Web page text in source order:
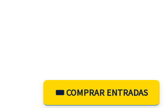
🎟️ COMPRAR ENTRADAS